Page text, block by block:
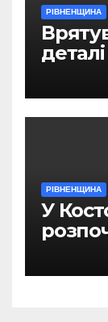
РІВНЕНЩИНА
РІВНЕНЩИНА
У